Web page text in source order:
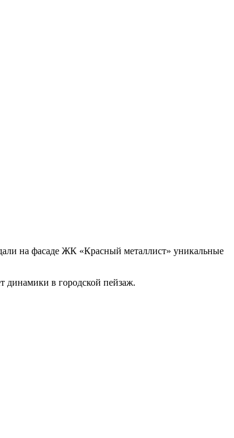
на фасаде ЖК «Красный металлист» уникальные
динамики в городской пейзаж.